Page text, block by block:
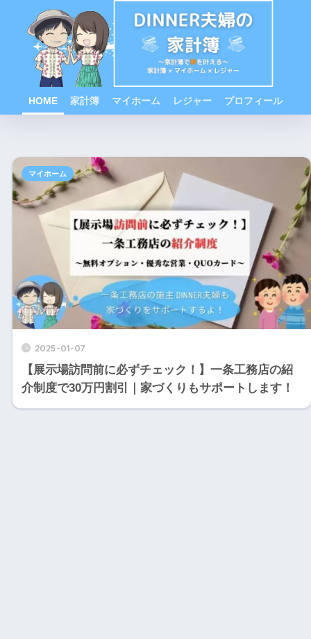
HOME 家計簿 マイホーム レジャー プロフィール
2025-01-07
【展示場訪問前に必ずチェック！】一条工務店の紹
介制度で30万円割引｜家づくりもサポートします！
マイホーム